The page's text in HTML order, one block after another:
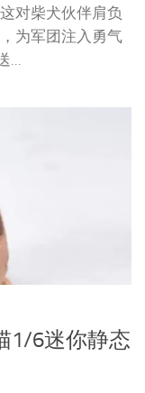
对柴犬伙伴肩负
为军团注入勇气
...
1/6迷你静态